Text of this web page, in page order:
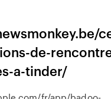
de-
a-tinder/